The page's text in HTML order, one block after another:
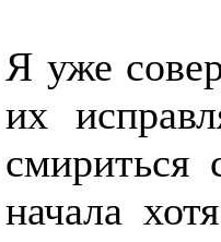
Я уже
их
начала